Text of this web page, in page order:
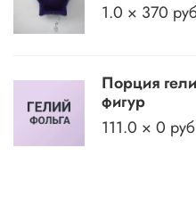
1.0 × 370
Порция
фигур
111.0 × 0 руб